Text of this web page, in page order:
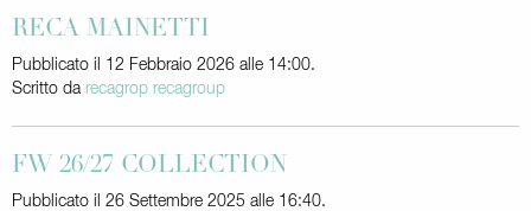
RECA MAINETTI
Pubblicato il 12 Febbraio 2026 alle 14:00.
Scritto da recagrop recagroup
FW 26/27 COLLECTION
Pubblicato il 26 Settembre 2025 alle 16:40.